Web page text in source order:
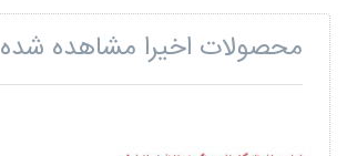
محصولات اخیرا مشاهده شده